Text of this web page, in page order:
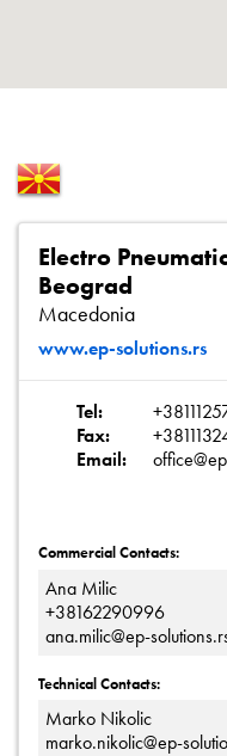
Electro
Beograd
Macedonia
www.ep-solutions.rs
Tel:
Fax:
Email:
Commercial Contacts:
Ana Milic
+38162290996
ana.milic@ep-
Technical Contacts:
Marko Nikolic
marko.nikolic@ep-